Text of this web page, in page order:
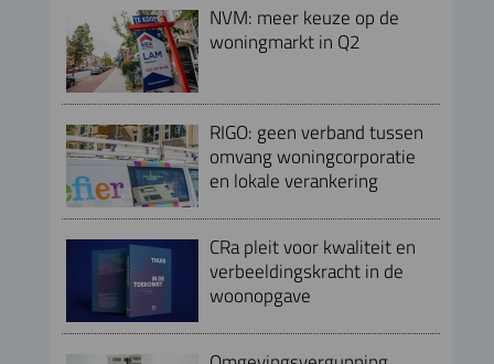
NVM: meer keuze op de
woningmarkt in Q2
RIGO: geen verband tussen
omvang woningcorporatie
en lokale verankering
CRa pleit voor kwaliteit en
verbeeldingskracht in de
woonopgave